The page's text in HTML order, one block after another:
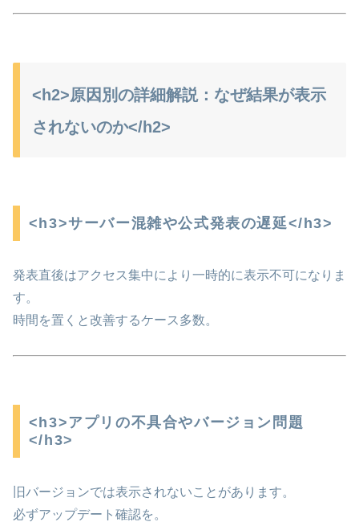
<h2>原因別の詳細解説：なぜ結果が表示
されないのか</h2>
<h3>サーバー混雑や公式発表の遅延</h3>
発表直後はアクセス集中により一時的に表示不可になりま
す。
時間を置くと改善するケース多数。
<h3>アプリの不具合やバージョン問題
</h3>
旧バージョンでは表示されないことがあります。
必ずアップデート確認を。